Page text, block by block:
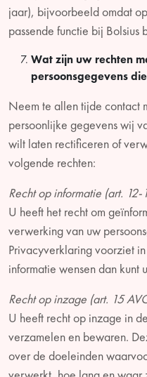
jaar), bijvoorbeeld omdat
passende functie bij Bolsius
Wat zijn uw rechten
persoonsgegevens
Neem te allen tijde contact
persoonlijke gegevens wij
wilt laten rectificeren of
volgende rechten:
Recht op informatie (art.
U heeft het recht om
verwerking van uw
Privacyverklaring voorziet
informatie wensen dan kunt
Recht op inzage (art. 15
U heeft recht op inzage in
verzamelen en bewaren.
over de doeleinden